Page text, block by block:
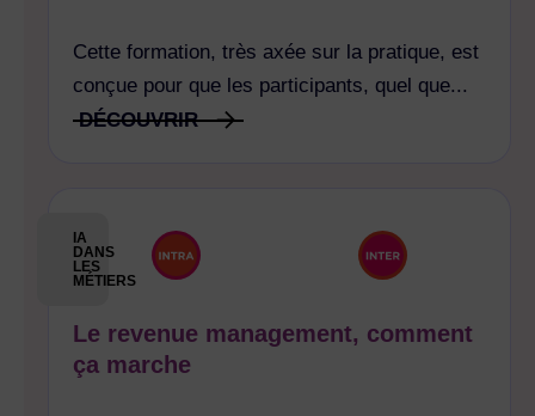
Cette formation, très axée sur la pratique, est
conçue pour que les participants, quel que...
DÉCOUVRIR
IA
DANS
LES
MÉTIERS
Le revenue management, comment
ça marche